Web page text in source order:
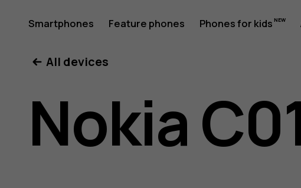
Nokia
C01
Plus
Smartphones Feature phones Phones for kids
All devices
Nokia